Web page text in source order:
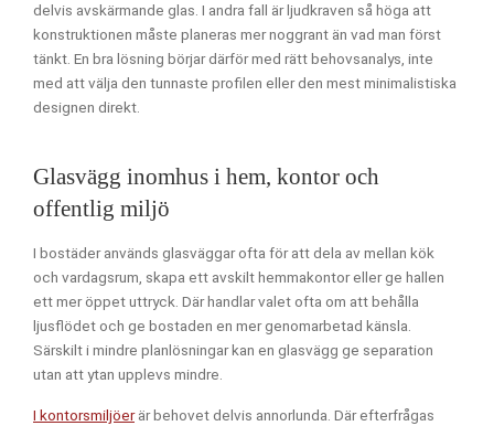
delvis avskärmande glas. I andra fall är ljudkraven så höga att
konstruktionen måste planeras mer noggrant än vad man först
tänkt. En bra lösning börjar därför med rätt behovsanalys, inte
med att välja den tunnaste profilen eller den mest minimalistiska
designen direkt.
Glasvägg inomhus i hem, kontor och
offentlig miljö
I bostäder används glasväggar ofta för att dela av mellan kök
och vardagsrum, skapa ett avskilt hemmakontor eller ge hallen
ett mer öppet uttryck. Där handlar valet ofta om att behålla
ljusflödet och ge bostaden en mer genomarbetad känsla.
Särskilt i mindre planlösningar kan en glasvägg ge separation
utan att ytan upplevs mindre.
I kontorsmiljöerär behovet delvis annorlunda. Där efterfrågas